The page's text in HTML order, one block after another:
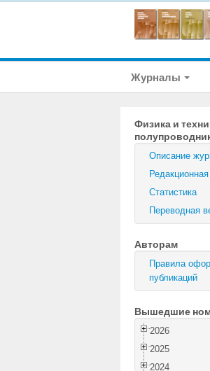
Журналы
Физика и
Описание
Статистика
Переводная
Авторам
Правила
публикаций
Вышедшие
2026
2025
2024